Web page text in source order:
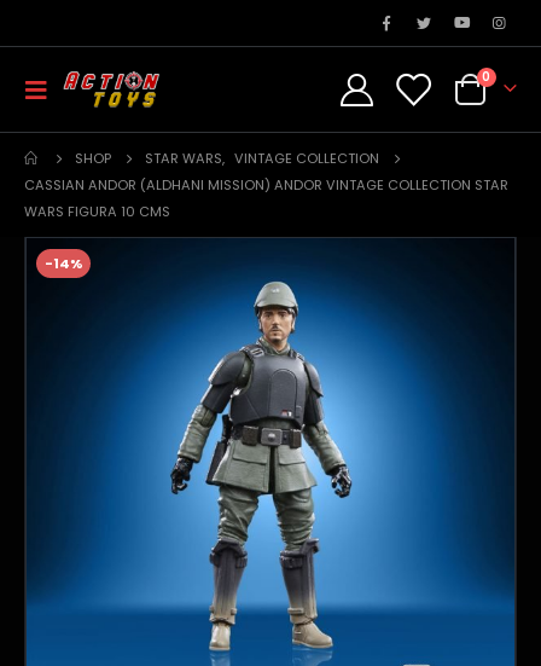
0
SHOP STAR WARS, VINTAGE COLLECTION
CASSIAN ANDOR (ALDHANI MISSION) ANDOR VINTAGE COLLECTION STAR
WARS FIGURA 10 CMS
-14%